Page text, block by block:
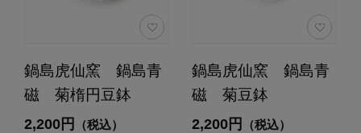
鍋島虎仙窯 鍋島青
磁 菊楕円豆鉢
2,200円 （税込）
鍋島虎仙窯 鍋島青
磁 菊豆鉢
2,200円 （税込）